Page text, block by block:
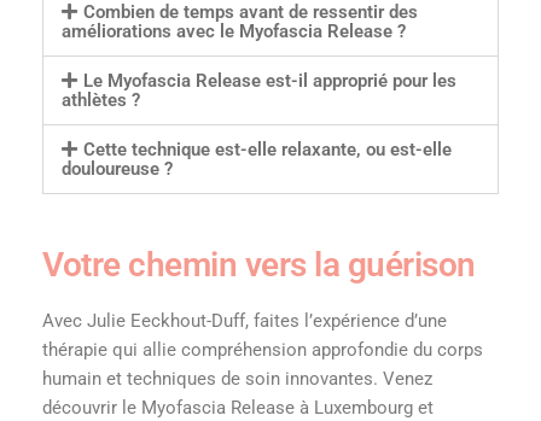
Combien de temps avant de ressentir des
améliorations avec le Myofascia Release ?
Le Myofascia Release est-il approprié pour les
athlètes ?
Cette technique est-elle relaxante, ou est-elle
douloureuse ?
Votre chemin vers la guérison
Avec Julie Eeckhout-Duff, faites l’expérience d’une
thérapie qui allie compréhension approfondie du corps
humain et techniques de soin innovantes. Venez
découvrir le Myofascia Release à Luxembourg et